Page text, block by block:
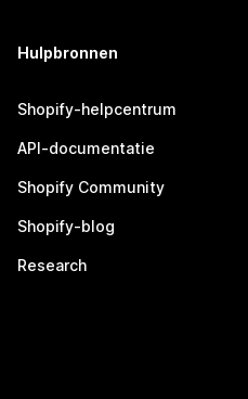
Hulpbronnen
Shopify-helpcentrum
API-documentatie
Shopify Community
Shopify-blog
Research